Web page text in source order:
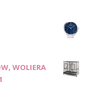
WOLIERA